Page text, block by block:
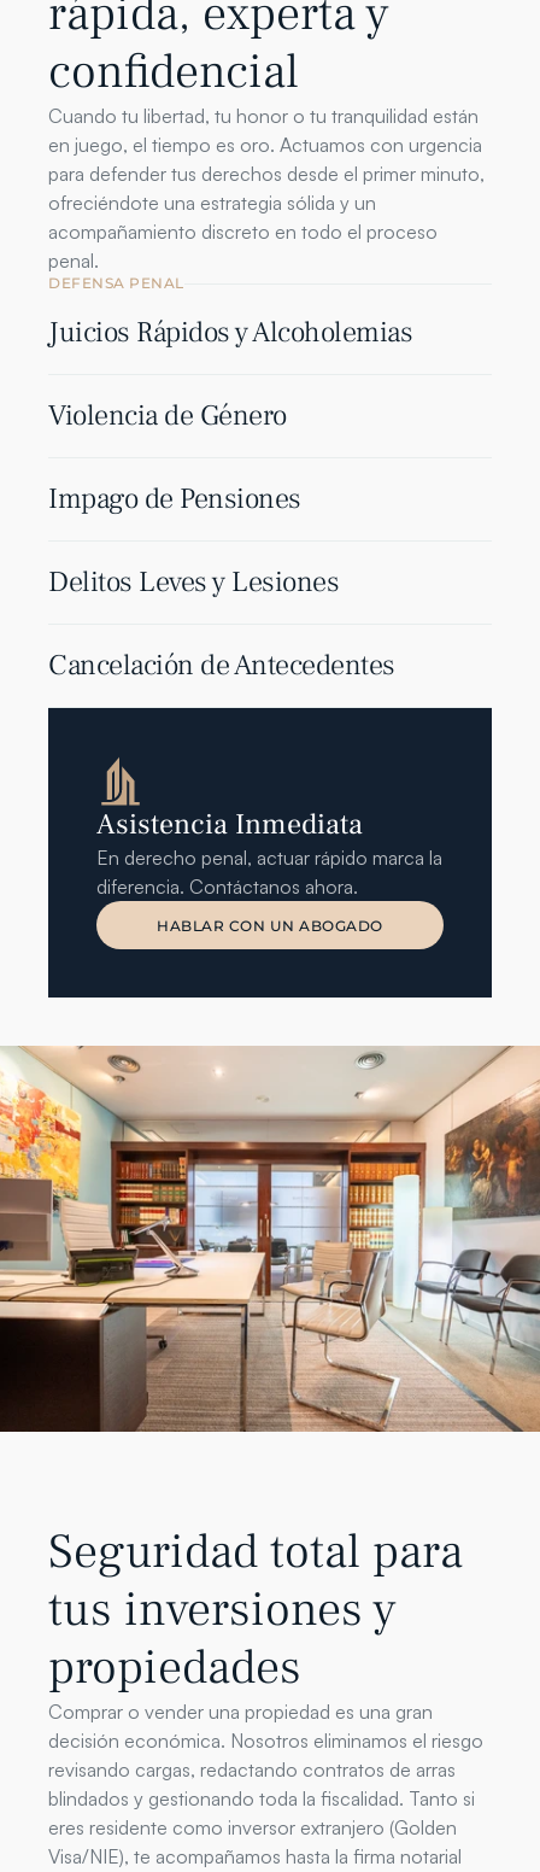
rápida, experta y
confidencial
Cuando tu libertad, tu honor o tu tranquilidad están
en juego, el tiempo es oro. Actuamos con urgencia
para defender tus derechos desde el primer minuto,
ofreciéndote una estrategia sólida y un
acompañamiento discreto en todo el proceso
penal.
DEFENSA PENAL
Juicios Rápidos y Alcoholemias
Violencia de Género
Impago de Pensiones
Delitos Leves y Lesiones
Cancelación de Antecedentes
Asistencia Inmediata
En derecho penal, actuar rápido marca la
diferencia. Contáctanos ahora.
HABLAR CON UN ABOGADO
Seguridad total para
tus inversiones y
propiedades
Comprar o vender una propiedad es una gran
decisión económica. Nosotros eliminamos el riesgo
revisando cargas, redactando contratos de arras
blindados y gestionando toda la fiscalidad. Tanto si
eres residente como inversor extranjero (Golden
Visa/NIE), te acompañamos hasta la firma notarial